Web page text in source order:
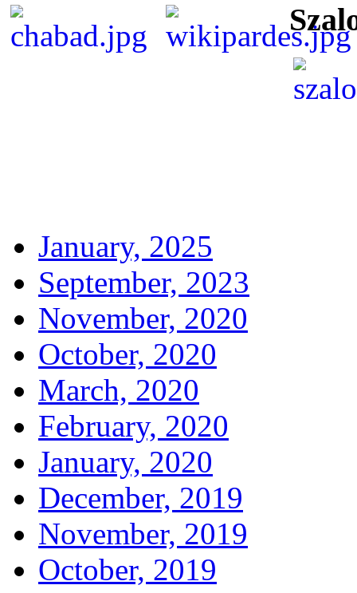
January, 2025
September, 2023
November, 2020
October, 2020
March, 2020
February, 2020
January, 2020
December, 2019
November, 2019
October, 2019